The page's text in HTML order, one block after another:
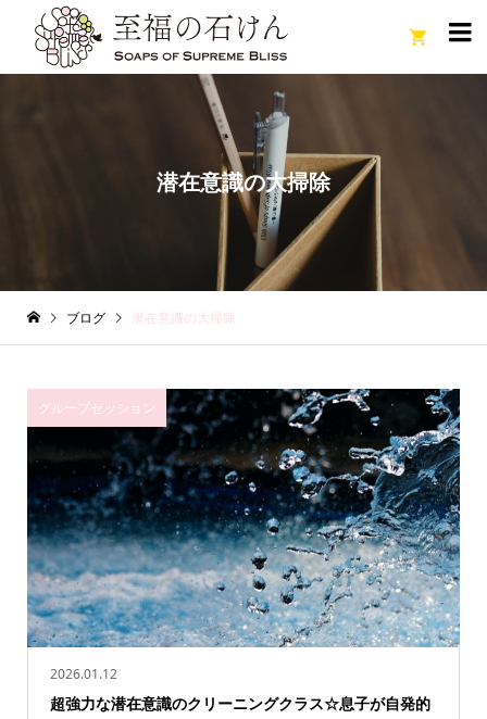

潜在意識の大掃除
ブログ 潜在意識の大掃除
2026.01.12
超強力な潜在意識のクリーニングクラス☆息子が自発的
グループセッション